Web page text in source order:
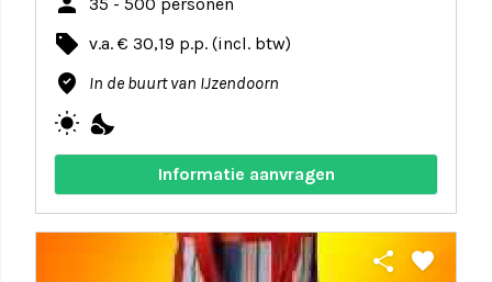
local_offer v.a. € 30,19 p.p. (incl. btw)
where_to_vote In de buurt van IJzendoorn
wb_sunny nights_stay
Informatie aanvragen
share favorite